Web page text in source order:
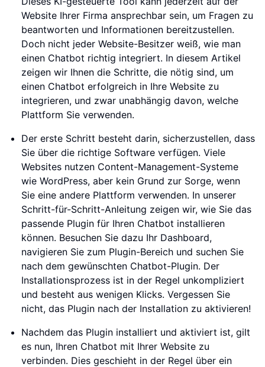
Website Ihrer Firma ansprechbar sein, um Fragen zu
beantworten und Informationen bereitzustellen.
Doch nicht jeder Website-Besitzer weiß, wie man
einen Chatbot richtig integriert. In diesem Artikel
zeigen wir Ihnen die Schritte, die nötig sind, um
einen Chatbot erfolgreich in Ihre Website zu
integrieren, und zwar unabhängig davon, welche
Plattform Sie verwenden.
Der erste Schritt besteht darin, sicherzustellen, dass
Sie über die richtige Software verfügen. Viele
Websites nutzen Content-Management-Systeme
wie WordPress, aber kein Grund zur Sorge, wenn
Sie eine andere Plattform verwenden. In unserer
Schritt-für-Schritt-Anleitung zeigen wir, wie Sie das
passende Plugin für Ihren Chatbot installieren
können. Besuchen Sie dazu Ihr Dashboard,
navigieren Sie zum Plugin-Bereich und suchen Sie
nach dem gewünschten Chatbot-Plugin. Der
Installationsprozess ist in der Regel unkompliziert
und besteht aus wenigen Klicks. Vergessen Sie
nicht, das Plugin nach der Installation zu aktivieren!
Nachdem das Plugin installiert und aktiviert ist, gilt
es nun, Ihren Chatbot mit Ihrer Website zu
verbinden. Dies geschieht in der Regel über ein